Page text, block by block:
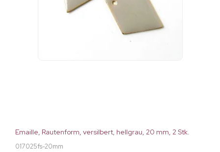
Emaille, Rautenform, versilbert, hellgrau, 20 mm, 2 Stk.
017025fs-20mm